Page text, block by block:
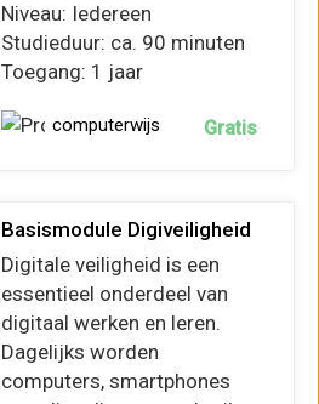
Niveau: Iedereen
Studieduur: ca. 90 minuten
Toegang: 1 jaar
computerwijs Gratis
Basismodule Digiveiligheid
Digitale veiligheid is een
essentieel onderdeel van
digitaal werken en leren.
Dagelijks worden
computers, smartphones